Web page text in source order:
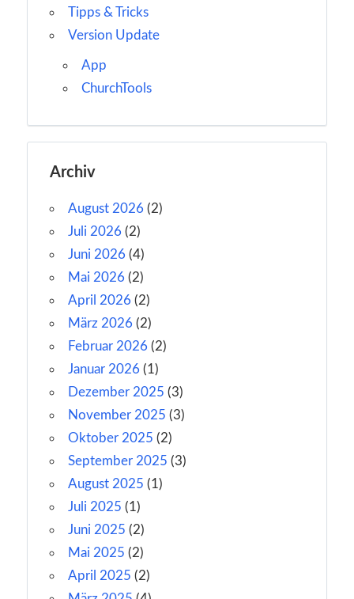
Tipps & Tricks
Version Update
App
ChurchTools
Archiv
August 2026 (2)
Juli 2026 (2)
Juni 2026 (4)
Mai 2026 (2)
April 2026 (2)
März 2026 (2)
Februar 2026 (2)
Januar 2026 (1)
Dezember 2025 (3)
November 2025 (3)
Oktober 2025 (2)
September 2025 (3)
August 2025 (1)
Juli 2025 (1)
Juni 2025 (2)
Mai 2025 (2)
April 2025 (2)